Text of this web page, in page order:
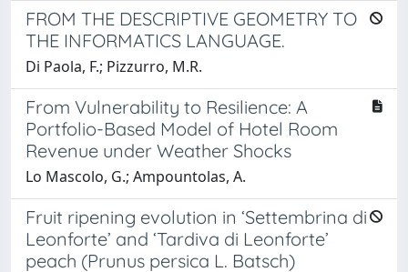
FROM THE DESCRIPTIVE GEOMETRY TO
THE INFORMATICS LANGUAGE.
Di Paola, F.; Pizzurro, M.R.
From Vulnerability to Resilience: A
Portfolio-Based Model of Hotel Room
Revenue under Weather Shocks
Lo Mascolo, G.; Ampountolas, A.
Fruit ripening evolution in ‘Settembrina di
Leonforte’ and ‘Tardiva di Leonforte’
peach (Prunus persica L. Batsch)